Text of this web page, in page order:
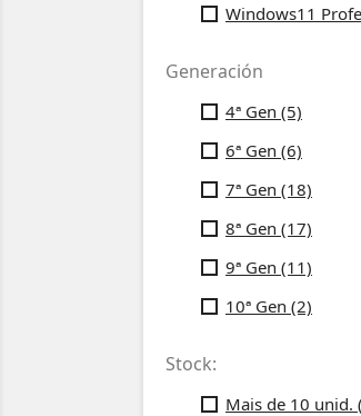
Generación
4ª Gen (5)
6ª Gen (6)
7ª Gen (18)
8ª Gen (17)
9ª Gen (11)
10ª Gen (2)
Stock:
Mais de 10 unid.